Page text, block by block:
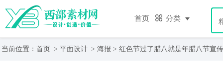
首页 分类
当前位置： 首页 > 平面设计 > 海报 > 红色节过了腊八就是年腊八节宣